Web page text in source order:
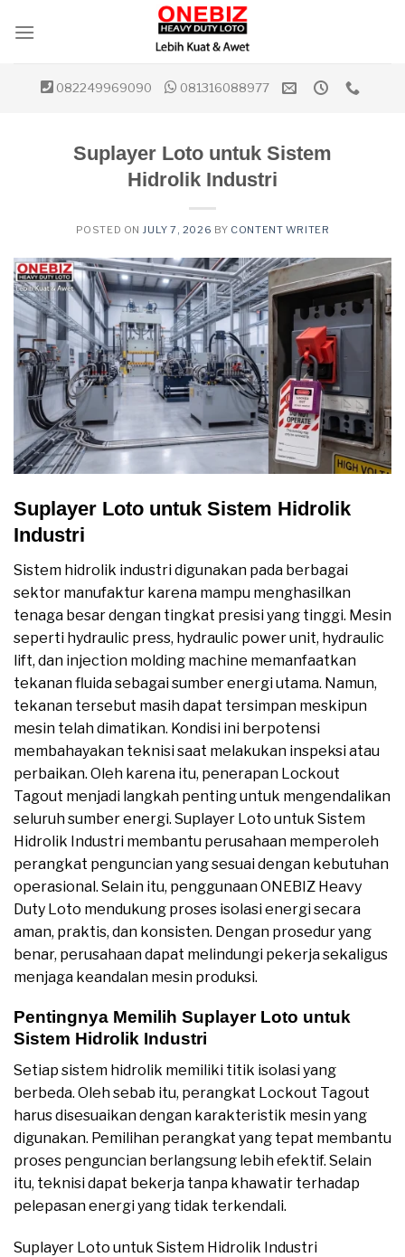
082249969090 081316088977
Suplayer Loto untuk Sistem
Hidrolik Industri
POSTED ON JULY 7, 2026 BY CONTENT WRITER
Suplayer Loto untuk Sistem Hidrolik
Industri
Sistem hidrolik industri digunakan pada berbagai
sektor manufaktur karena mampu menghasilkan
tenaga besar dengan tingkat presisi yang tinggi. Mesin
seperti hydraulic press, hydraulic power unit, hydraulic
lift, dan injection molding machine memanfaatkan
tekanan fluida sebagai sumber energi utama. Namun,
tekanan tersebut masih dapat tersimpan meskipun
mesin telah dimatikan. Kondisi ini berpotensi
membahayakan teknisi saat melakukan inspeksi atau
perbaikan. Oleh karena itu, penerapan Lockout
Tagout menjadi langkah penting untuk mengendalikan
seluruh sumber energi. Suplayer Loto untuk Sistem
Hidrolik Industri membantu perusahaan memperoleh
perangkat penguncian yang sesuai dengan kebutuhan
operasional. Selain itu, penggunaan ONEBIZ Heavy
Duty Loto mendukung proses isolasi energi secara
aman, praktis, dan konsisten. Dengan prosedur yang
benar, perusahaan dapat melindungi pekerja sekaligus
menjaga keandalan mesin produksi.
Pentingnya Memilih Suplayer Loto untuk
Sistem Hidrolik Industri
Setiap sistem hidrolik memiliki titik isolasi yang
berbeda. Oleh sebab itu, perangkat Lockout Tagout
harus disesuaikan dengan karakteristik mesin yang
digunakan. Pemilihan perangkat yang tepat membantu
proses penguncian berlangsung lebih efektif. Selain
itu, teknisi dapat bekerja tanpa khawatir terhadap
pelepasan energi yang tidak terkendali.
Suplayer Loto untuk Sistem Hidrolik Industri